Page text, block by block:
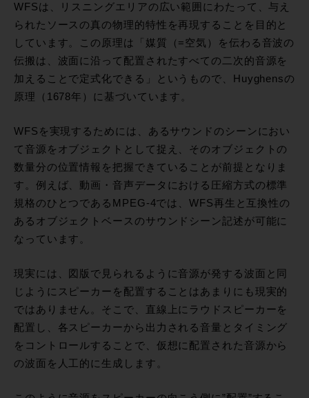
WFSは、リスニングエリアの広い範囲にわたって、与え
られたソースの真の物理的特性を再現することを目的と
しています。この原理は「媒質（=空気）を伝わる音波の
伝搬は、波面に沿って配置されたすべての二次的音源を
加えることで定式化できる」というもので、Huyghensの
原理（1678年）に基づいています。
WFSを実現するためには、あるサウンドのシーンにおい
て音源をオブジェクトとして捉え、そのオブジェクトの
数量分の位置情報を把握できていることが前提となりま
す。例えば、動画・音声データにおける圧縮方式の標準
規格のひとつであるMPEG-4では、WFS再生と互換性の
あるオブジェクトベースのサウンドシーン記述が可能に
なっています。
現実には、図版で見られるように音源が発する波面と同
じようにスピーカーを配置することはあまりにも現実的
ではありません。そこで、直線上にラウドスピーカーを
配置し、各スピーカーから出力される音量とタイミング
をコントロールすることで、仮想に配置された音源から
の波面を人工的に生成します。